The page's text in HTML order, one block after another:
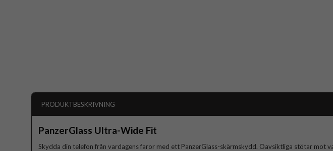
PRODUKTBESKRIVNING
PanzerGlass Ultra-Wide Fit
Skydda din telefon från vardagens faror med ett PanzerGlass-skärmskydd. Oavsiktliga stötar mot